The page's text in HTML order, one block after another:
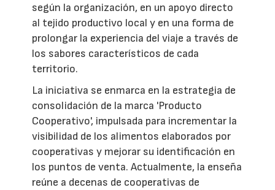
según la organización, en un apoyo directo
al tejido productivo local y en una forma de
prolongar la experiencia del viaje a través de
los sabores característicos de cada
territorio.
La iniciativa se enmarca en la estrategia de
consolidación de la marca 'Producto
Cooperativo', impulsada para incrementar la
visibilidad de los alimentos elaborados por
cooperativas y mejorar su identificación en
los puntos de venta. Actualmente, la enseña
reúne a decenas de cooperativas de